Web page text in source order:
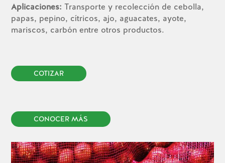
Aplicaciones: Transporte y recolección de cebolla,
papas, pepino, cítricos, ajo, aguacates, ayote,
mariscos, carbón entre otros productos.
COTIZAR
CONOCER MÁS